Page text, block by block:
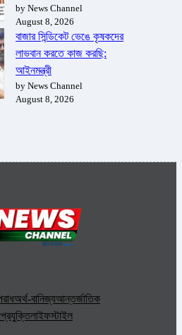
by News Channel
August 8, 2026
বাজার সিন্ডিকেট ভেঙে কৃষকদের
লাভবান করতে কাজ করছি:
আইনমন্ত্রী
by News Channel
August 8, 2026
অর্থ-বানিজ্যআন্তর্জাতিক
প্রযুক্তিলাইফস্টাইল